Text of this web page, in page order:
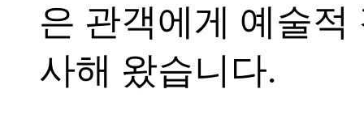
은 관객에게 예술적
사해 왔습니다.